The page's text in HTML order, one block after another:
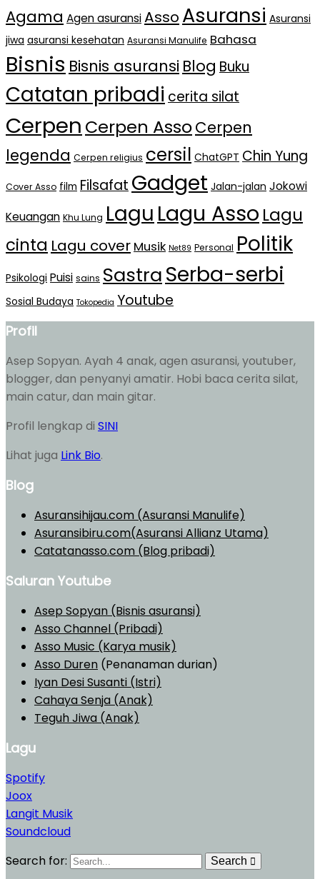
Agama Agen asuransiAsso Asuransi Asuransi
jiwa asuransi kesehatan Asuransi Manulife Bahasa
Bisnis Bisnis asuransi Blog Buku
Catatan pribadi cerita silat
Cerpen Cerpen AssoCerpen
legenda Cerpen religius cersil ChatGPT Chin Yung
Cover Asso film Filsafat Gadget Jalan-jalan Jokowi
Keuangan Khu Lung Lagu Lagu Asso Lagu
cinta Lagu cover Musik Net89 Personal Politik
Psikologi Puisi sains SastraSerba-serbi
Sosial Budaya Tokopedia Youtube
Profil
Asep Sopyan. Ayah 4 anak, agen asuransi, youtuber,
blogger, dan penyanyi amatir. Hobi baca cerita silat,
main catur, dan main gitar.
Profil lengkap di SINI
Lihat juga Link Bio.
Blog
Asuransihijau.com (Asuransi Manulife)
Asuransibiru.com(Asuransi Allianz Utama)
Catatanasso.com (Blog pribadi)
Saluran Youtube
Asep Sopyan (Bisnis asuransi)
Asso Channel (Pribadi)
Asso Music (Karya musik)
Asso Duren (Penanaman durian)
Iyan Desi Susanti (Istri)
Cahaya Senja (Anak)
Teguh Jiwa (Anak)
Lagu
Spotify
Joox
Langit Musik
Soundcloud
Search for:
Search